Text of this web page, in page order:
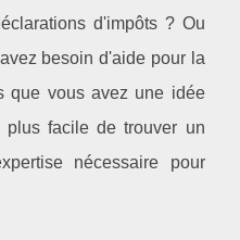
d'impôts ? Ou
besoin d'aide pour la
que vous avez une idée
facile de trouver un
nécessaire pour